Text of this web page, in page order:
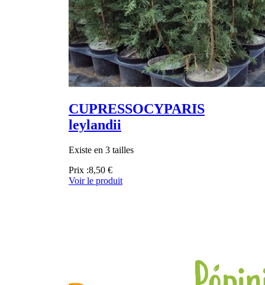
CUPRESSOCYPARIS
leylandii
Existe en 3 tailles
Prix :8,50 €
Voir le produit